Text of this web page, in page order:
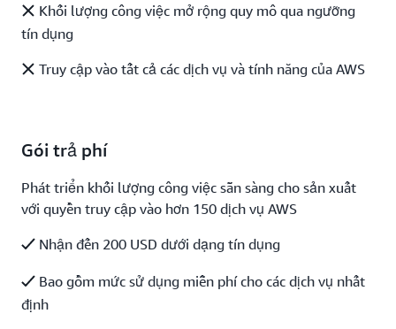
Khối lượng công việc mở rộng quy mô qua ngưỡng
tín dụng
Truy cập vào tất cả các dịch vụ và tính năng của AWS
Gói trả phí
Phát triển khối lượng công việc sẵn sàng cho sản xuất
với quyền truy cập vào hơn 150 dịch vụ AWS
Nhận đến 200 USD dưới dạng tín dụng
Bao gồm mức sử dụng miễn phí cho các dịch vụ nhất
định